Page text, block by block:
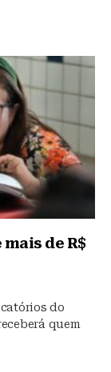
de R$
do
quem